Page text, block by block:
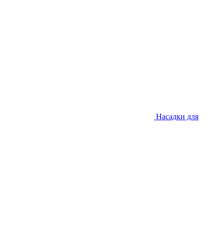
Насадки для